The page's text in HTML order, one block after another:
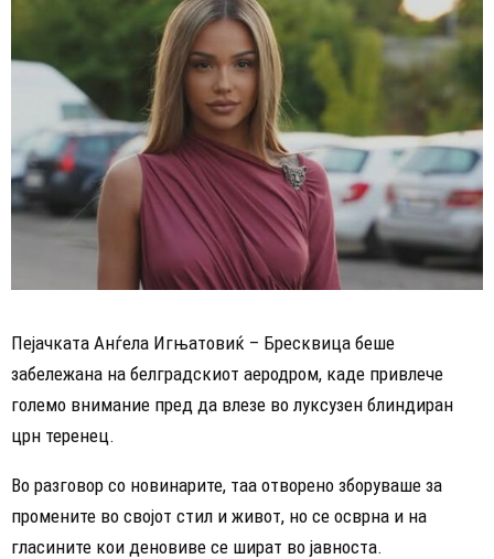
Пејачката Анѓела Игњатовиќ – Бресквица беше
забележана на белградскиот аеродром, каде привлече
големо внимание пред да влезе во луксузен блиндиран
црн теренец.
Во разговор со новинарите, таа отворено зборуваше за
промените во својот стил и живот, но се осврна и на
гласините кои деновиве се шират во јавноста.